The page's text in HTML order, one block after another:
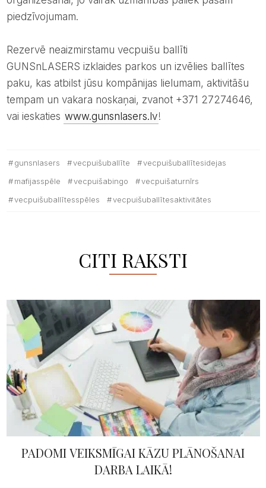
piedzīvojumam.
Rezervē neaizmirstamu vecpuišu ballīti
GUNSnLASERS izklaides parkos un izvēlies ballītes
paku, kas atbilst jūsu kompānijas lielumam, aktivitāšu
tempam un vakara noskaņai, zvanot +371 27274646,
vai ieskaties www.gunsnlasers.lv!
gunsnlasers vecpuišuballīte
vecpuišuballītesidejas
mafijasspēle
vecpuišabingo
vecpuišaturnīrs
vecpuišuballītesspēles
vecpuišuballītesaktivitātes
CITI RAKSTI
PADOMI VEIKSMĪGAI KĀZU PLĀNOŠANAI
DARBA LAIKĀ!